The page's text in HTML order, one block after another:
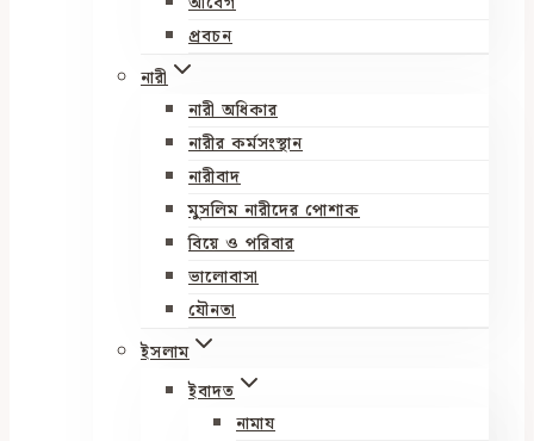
প্রবচন
নারী
নারী অধিকার
নারীর কর্মসংস্থান
নারীবাদ
মুসলিম নারীদের পোশাক
বিয়ে ও পরিবার
ভালোবাসা
যৌনতা
ইসলাম
ইবাদত
নামায